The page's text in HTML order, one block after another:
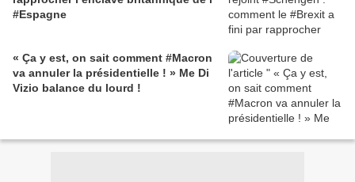
#Espagne
« Ça y est, on sait comment #Macron
va annuler la présidentielle ! » Me Di
Vizio balance du lourd !